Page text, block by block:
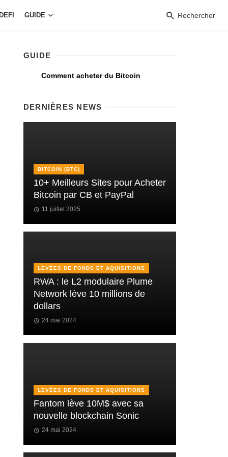
GUIDE Rechercher
GUIDE
Comment acheter du Bitcoin
DERNIÈRES NEWS
BITCOIN (BTC)
10+ Meilleurs Sites pour Acheter
Bitcoin par CB et PayPal
11 juillet 2025
LEVÉES DE FONDS ET AQUISITIONS
RWA : le L2 modulaire Plume
Network lève 10 millions de
dollars
24 mai 2024
LEVÉES DE FONDS ET AQUISITIONS
Fantom lève 10M$ avec sa
nouvelle blockchain Sonic
24 mai 2024